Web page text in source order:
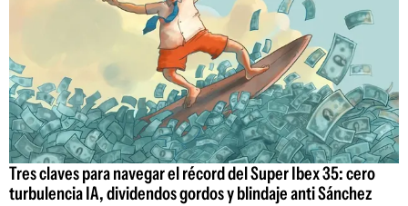
Tres claves para navegar el récord del Super Ibex 35: cero
turbulencia IA, dividendos gordos y blindaje anti Sánchez